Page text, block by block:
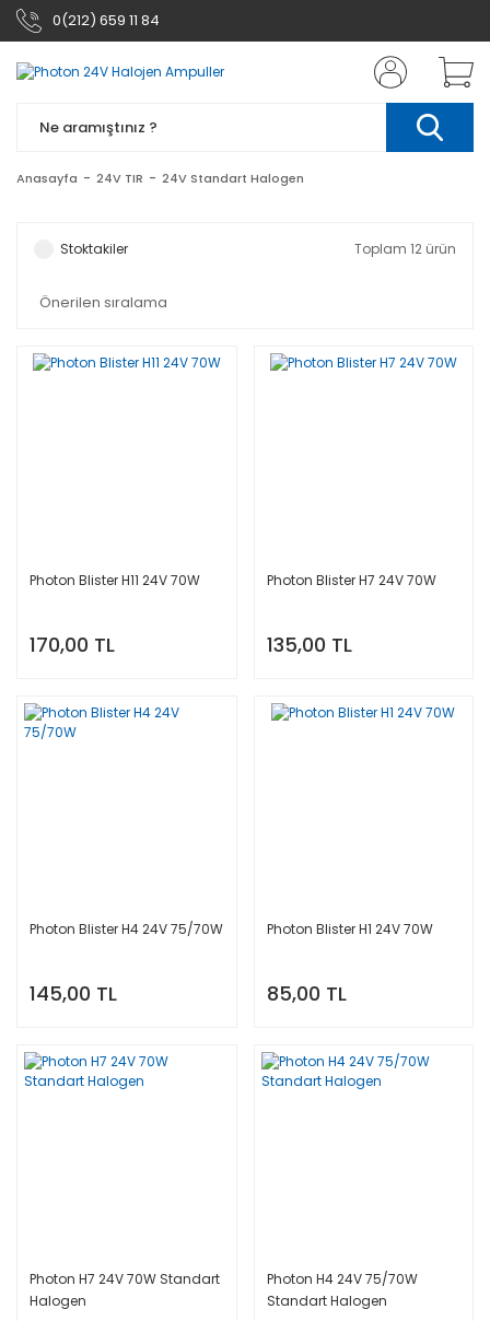
0(212) 659 11 84
Anasayfa 24V TIR 24V Standart Halogen
Stoktakiler Toplam 12 ürün
Photon Blister H11 24V 70W
170,00 TL
Photon Blister H7 24V 70W
135,00 TL
Photon Blister H4 24V 75/70W
145,00 TL
Photon Blister H1 24V 70W
85,00 TL
Photon H7 24V 70W Standart
Halogen
Photon H4 24V 75/70W
Standart Halogen